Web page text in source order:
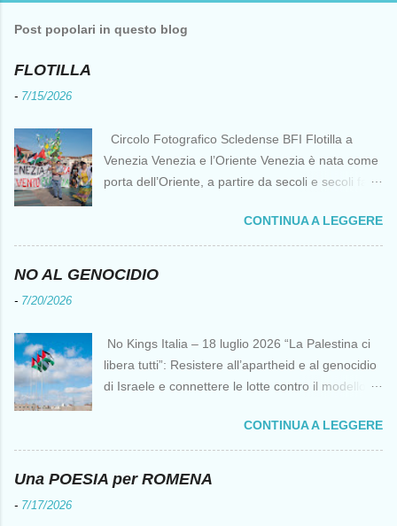
Post popolari in questo blog
FLOTILLA
- 7/15/2026
Circolo Fotografico Scledense BFI Flotilla a
Venezia Venezia e l’Oriente Venezia è nata come
porta dell’Oriente, a partire da secoli e secoli fa ai
di cantierizzazione veneziane divennero preziose
per tutti i crociati diretti a Gerusalemme. Proprio
le crociate fornirono ai veneziani l’occasione per
del Duecento. Dal XIII al XV secolo Venezia
continuò ad avere un ruolo fondamentale nei
rapporti tra l’Europa e l’Oriente, ruolo che si
nemiche più battagliere di Venezia. FLOTILLA Un
CONTINUA A LEGGERE
NO AL GENOCIDIO
- 7/20/2026
No Kings Italia – 18 luglio 2026 “La Palestina ci
libera tutti”: Resistere all’apartheid e al genocidio
di Israele e connettere le lotte contro il modello
Bandiere palestinesi presso il Mausoleo di Yasser
Arafat alla Muqata'a La “totale impunità ” di
Israele ha dato inizio a un’“era del diritto del più
forte ” senza precedenti da decenni,
CONTINUA A LEGGERE
Una POESIA per ROMENA
- 7/17/2026